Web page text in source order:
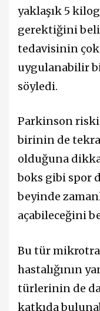
yaklaşık 5
gerektiğini
tedavisinin
uygulanabilir
söyledi.
Parkinson
birinin de
olduğuna
boks gibi spor
beyinde
açabileceğini
Bu tür
hastalığının
türlerinin de
katkıda